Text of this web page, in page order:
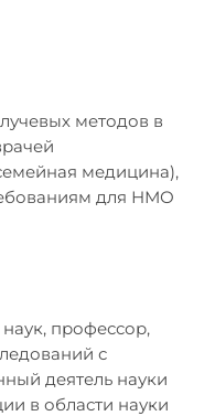
методов в
медицина),
для НМО
профессор,
с
деятель науки
в области науки